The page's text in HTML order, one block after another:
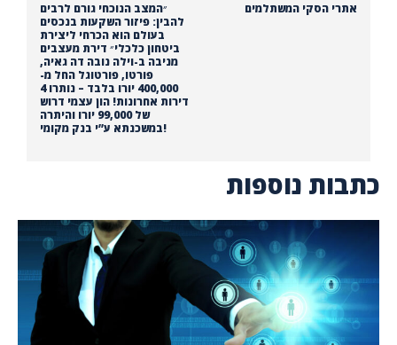
״המצב הנוכחי גורם לרבים
להבין: פיזור השקעות בנכסים
בעולם הוא הכרחי ליצירת
ביטחון כלכלי״ דירת מעצבים
מניבה ב-וילה נובה דה גאיה,
פורטו, פורטוגל החל מ-
400,000 יורו בלבד – נותרו 4
דירות אחרונות! הון עצמי דרוש
של 99,000 יורו והיתרה
במשכנתא ע”י בנק מקומי!
אתרי הסקי המשתלמים
כתבות נוספות